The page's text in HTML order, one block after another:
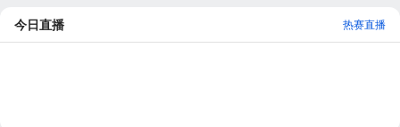
今日直播 热赛直播